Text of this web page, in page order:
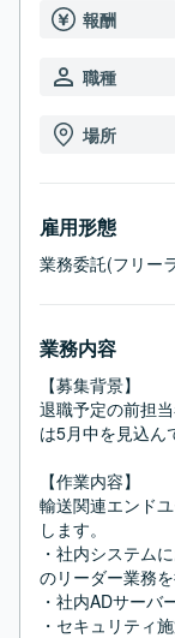
報酬
職種
場所
雇用形態
業務委託(フリー
業務内容
【募集背景】
退職予定の前担
は5月中を見込ん
【作業内容】
輸送関連エンド
します。
・社内システム
のリーダー業務を
・社内ADサーバ
・セキュリティ